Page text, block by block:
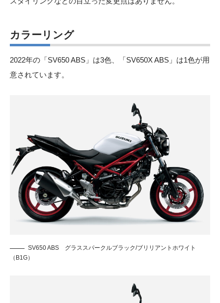
カラーリング
2022年の「SV650 ABS」は3色、「SV650X ABS」は1色が用
意されています。
SV650 ABS グラススパークルブラック/ブリリアントホワイト
（B1G）